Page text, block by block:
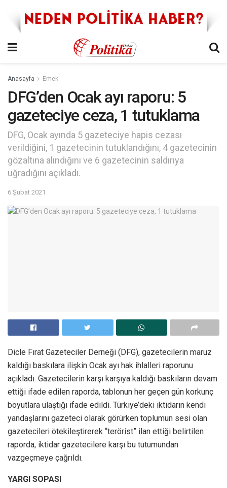
Anasayfa Emek
DFG’den Ocak ayı raporu: 5
gazeteciye ceza, 1 tutuklama
DFG, Ocak ayında 5 gazeteciye hapis cezası
verildiğini, 1 gazetecinin tutuklandığını, 4 gazetecinin
gözaltına alındığını ve 6 gazetecinin saldırıya
uğradığını açıkladı.
6 Şubat 2021
Dicle Fırat Gazeteciler Derneği (DFG), gazetecilerin maruz
kaldığı baskılara ilişkin Ocak ayı hak ihlalleri raporunu
açıkladı. Gazetecilerin karşı karşıya kaldığı baskıların devam
ettiği ifade edilen raporda, tablonun her geçen gün korkunç
boyutlara ulaştığı ifade edildi. Türkiye’deki iktidarın kendi
yandaşlarını gazeteci olarak görürken toplumun sesi olan
gazetecileri ötekileştirerek “terörist” ilan ettiği belirtilen
raporda, iktidar gazetecilere karşı bu tutumundan
vazgeçmeye çağrıldı.
YARGI SOPASI